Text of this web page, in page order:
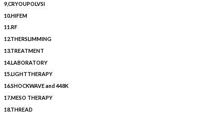
9,CRYOUPOLVSI
10.HIFEM
11.RF
12.THERSLIMMING
13.TREATMENT
14.LABORATORY
15.LIGHTTHERAPY
16.SHOCKWAVE and 448K
17.MESO THERAPY
18.THREAD